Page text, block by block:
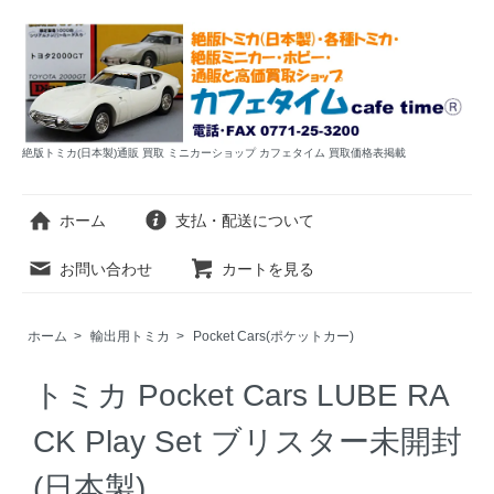
絶版トミカ(日本製)通販 買取 ミニカーショップ カフェタイム 買取価格表掲載
ホーム 支払・配送について
お問い合わせ カートを見る
ホーム > 輸出用トミカ > Pocket Cars(ポケットカー)
トミカ Pocket Cars LUBE RA
CK Play Set ブリスター未開封